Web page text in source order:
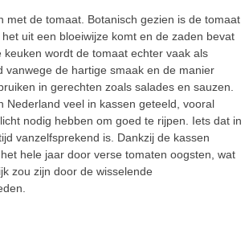
met de tomaat. Botanisch gezien is de tomaat
uit een bloeiwijze komt en de zaden bevat
keuken wordt de tomaat echter vaak als
vanwege de hartige smaak en de manier
in gerechten zoals salades en sauzen.
Nederland veel in kassen geteeld, vooral
nodig hebben om goed te rijpen. Iets dat in
vanzelfsprekend is. Dankzij de kassen
hele jaar door verse tomaten oogsten, wat
zou zijn door de wisselende